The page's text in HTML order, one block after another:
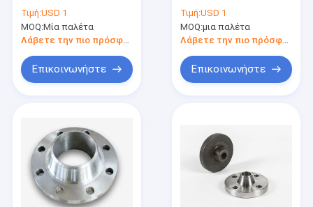
χάλυβα άνθρακα
σύμφωνα με Ansi/
ολίσθησης/
Τιμή:USD 1
MOQ:Μία παλέτα
Λάβετε την πιο πρόσφατη τιμή
Επικοινωνήστε
Q235 Q355B» - 24»
Τιμή:USD 1
MOQ:μια παλέτα
Επικοινωνήστε